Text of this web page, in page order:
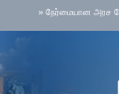
நேர்மையான அரச சேவைக்கான